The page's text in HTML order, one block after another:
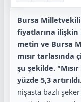
Bursa Milletvekili
fiyatlarına ilişkin
metin ve Bursa
mısır tarlasında
şu şekilde.
yüzde 5,3
nişasta bazlı